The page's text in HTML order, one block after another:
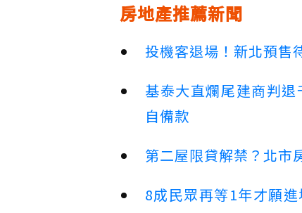
房地產推薦新聞
投機客退場！新北預售
基泰大直爛尾建商判
自備款
第二屋限貸解禁？北市
8成民眾再等1年才願